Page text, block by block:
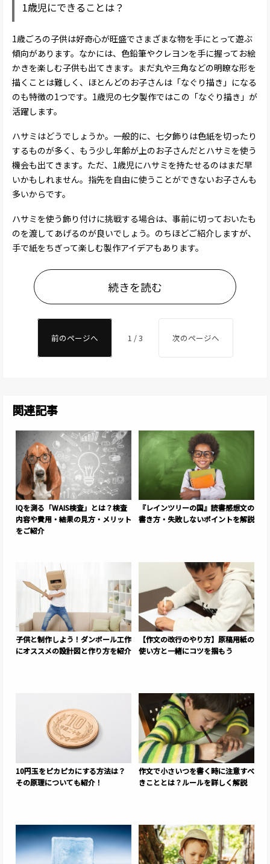
1歳児にできることは？
1歳ごろの子供は好奇心が旺盛でさまざまな物を手にとって遊ぶ
傾向があります。なかには、色鉛筆やクレヨンを手に握ってお絵
かきを楽しむ子供も出てきます。まだ丸や三角などの明瞭な形を
描くことは難しく、ほとんどのお子さんは「なぐり描き」になる
のも特徴の1つです。1歳児の七夕製作ではこの「なぐり描き」が
活躍します。
ハサミはどうでしょうか。一般的に、七夕飾りは色紙を切ったり
するものが多く、もう少し年齢が上のお子さんだとハサミを使う
機会も出てきます。ただ、1歳児にハサミを持たせるのはまだ早
いかもしれません。指先を自由に使うことができないお子さんも
多いからです。
ハサミを使う飾り付けに挑戦する場合は、事前に切っておいたも
のを渡してあげるのが良いでしょう。のちほどご紹介しますが、
手で紙をちぎって楽しむ製作アイデアもあります。
続きを読む
前のページへ 1 / 3 次のページへ
関連記事
IQを測る「WAIS検査」とは？検査
内容や費用・結果の見方・メリット
をご紹介
『レインツリーの国』読書感想文の
書き方・失敗しないポイントを解説
子供と制作しよう！ダンボール工作
にオススメの設計図と作り方を紹介
【作文の改行のやり方】原稿用紙の
使い方と一緒にコツを掴もう
10円玉をピカピカにする方法は？
その原理についても紹介！
作文で小さいつを書く時に注意すべ
きこととは？ルールを詳しく解説